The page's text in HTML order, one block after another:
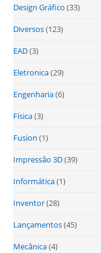
Design Gráfico (33)
Diversos(123)
EAD(3)
Eletronica(29)
Engenharia(6)
Física(3)
Fusion (1)
Impressão 3D(39)
Informática(1)
Inventor(28)
Lançamentos(45)
Mecânica(4)